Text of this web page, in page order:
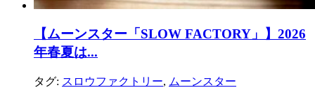
【ムーンスター「SLOW FACTORY」】2026
年春夏は...
タグ: スロウファクトリー, ムーンスター